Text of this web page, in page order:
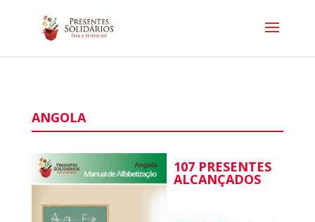
ANGOLA
107 PRESENTES
ALCANÇADOS